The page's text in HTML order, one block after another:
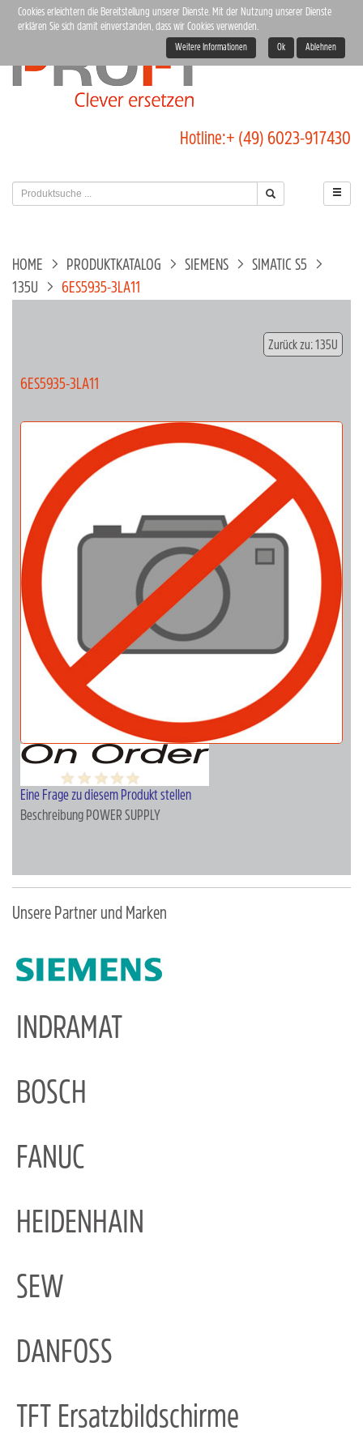
Hotline:+ (49) 6023-917430
HOME PRODUKTKATALOG SIEMENS
SIMATIC S5
135U
6ES5935-3LA11
Zurück zu: 135U
6ES5935-3LA11
Eine Frage zu diesem Produkt stellen
Beschreibung POWER SUPPLY
Unsere Partner und Marken
INDRAMAT
BOSCH
FANUC
HEIDENHAIN
SEW
DANFOSS
TFT Ersatzbildschirme
Cookies erleichtern die Bereitstellung unserer Dienste. Mit der Nutzung unserer Dienste
erklären Sie sich damit einverstanden, dass wir Cookies verwenden.
Weitere Informationen Ok Ablehnen